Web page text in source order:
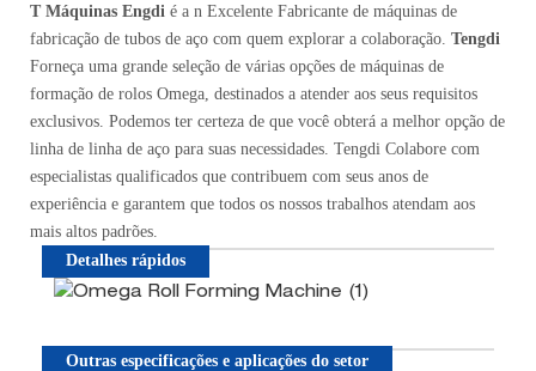
T Máquinas Engdi é a n Excelente Fabricante de máquinas de
fabricação de tubos de aço com quem explorar a colaboração. Tengdi
Forneça uma grande seleção de várias opções de máquinas de
formação de rolos Omega, destinados a atender aos seus requisitos
exclusivos. Podemos ter certeza de que você obterá a melhor opção de
linha de linha de aço para suas necessidades. Tengdi Colabore com
especialistas qualificados que contribuem com seus anos de
experiência e garantem que todos os nossos trabalhos atendam aos
mais altos padrões.
Detalhes rápidos
Outras especificações e aplicações do setor